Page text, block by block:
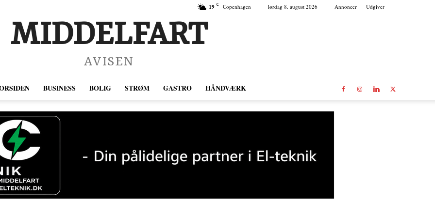
19 C Copenhagen lørdag 8. august 2026 Annoncer Udgiver
MIDDELFART
AVISEN
BUSINESS BOLIG STRØM GASTRO HÅNDVÆRK